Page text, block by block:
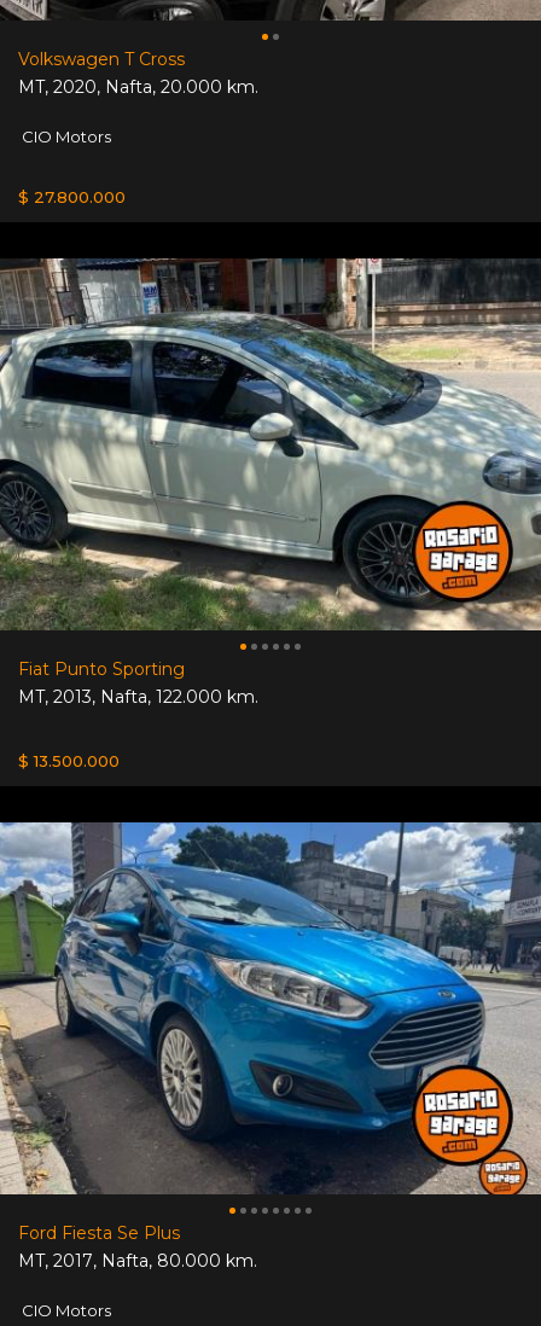
Volkswagen T Cross
MT, 2020, Nafta, 20.000 km.
CIO Motors
$ 27.800.000
Fiat Punto Sporting
MT, 2013, Nafta, 122.000 km.
$ 13.500.000
Ford Fiesta Se Plus
MT, 2017, Nafta, 80.000 km.
CIO Motors